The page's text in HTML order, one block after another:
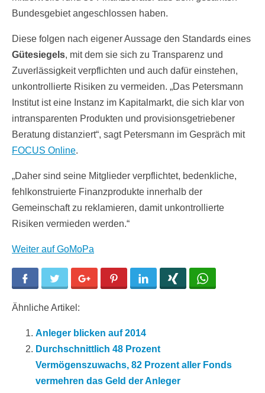
Bundesgebiet angeschlossen haben.
Diese folgen nach eigener Aussage den Standards eines
Gütesiegels, mit dem sie sich zu Transparenz und
Zuverlässigkeit verpflichten und auch dafür einstehen,
unkontrollierte Risiken zu vermeiden. „Das Petersmann
Institut ist eine Instanz im Kapitalmarkt, die sich klar von
intransparenten Produkten und provisionsgetriebener
Beratung distanziert“, sagt Petersmann im Gespräch mit
FOCUS Online.
„Daher sind seine Mitglieder verpflichtet, bedenkliche,
fehlkonstruierte Finanzprodukte innerhalb der
Gemeinschaft zu reklamieren, damit unkontrollierte
Risiken vermieden werden.“
Weiter auf GoMoPa
Facebook Twitter Google+ Pinterest LinkedIn
Ähnliche Artikel:
Anleger blicken auf 2014
Durchschnittlich 48 Prozent
Vermögenszuwachs, 82 Prozent aller Fonds
vermehren das Geld der Anleger